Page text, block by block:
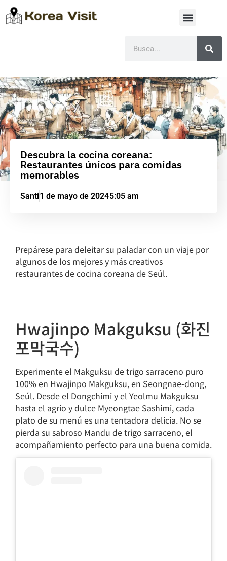
Descubra la cocina coreana:
Restaurantes únicos para comidas
memorables
Santi1 de mayo de 20245:05 am
Prepárese para deleitar su paladar con un viaje por
algunos de los mejores y más creativos
restaurantes de cocina coreana de Seúl.
Hwajinpo Makguksu (화진
포막국수)
Experimente el Makguksu de trigo sarraceno puro
100% en Hwajinpo Makguksu, en Seongnae-dong,
Seúl. Desde el Dongchimi y el Yeolmu Makguksu
hasta el agrio y dulce Myeongtae Sashimi, cada
plato de su menú es una tentadora delicia. No se
pierda su sabroso Mandu de trigo sarraceno, el
acompañamiento perfecto para una buena comida.